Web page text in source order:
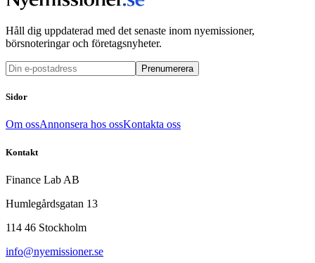
Håll dig uppdaterad med det senaste inom nyemissioner,
börsnoteringar och företagsnyheter.
Prenumerera
Sidor
Om ossAnnonsera hos ossKontakta oss
Kontakt
Finance Lab AB
Humlegårdsgatan 13
114 46 Stockholm
info@nyemissioner.se